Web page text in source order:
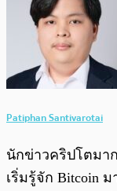
Patiphan Santivarotai
นักข่าวคริปโตมา
เริ่มรู้จัก Bitcoin